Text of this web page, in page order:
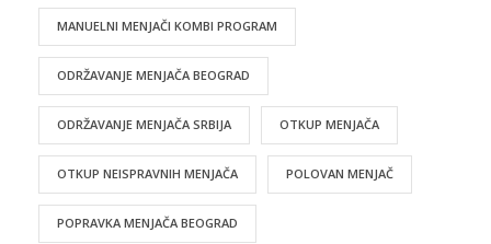
MANUELNI MENJAČI KOMBI PROGRAM
ODRŽAVANJE MENJAČA BEOGRAD
ODRŽAVANJE MENJAČA SRBIJA OTKUP MENJAČA
OTKUP NEISPRAVNIH MENJAČA POLOVAN MENJAČ
POPRAVKA MENJAČA BEOGRAD